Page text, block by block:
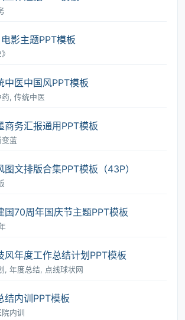
影主题PPT模板
中医中国风PPT模板
, 传统中医
商务汇报通用PPT模板
蓝
文排版合集PPT模板（43P）
70周年国庆节主题PPT模板
风年度工作总结计划PPT模板
, 年度总结, 点线球状网
结内训PPT模板
内训